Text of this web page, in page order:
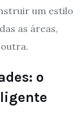
um estilo
as áreas,
o